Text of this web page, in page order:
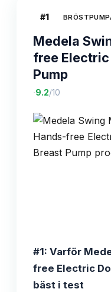
#1
Medela
free
Pump
·9.2/10
#1: Varför
free Electric
bäst i test